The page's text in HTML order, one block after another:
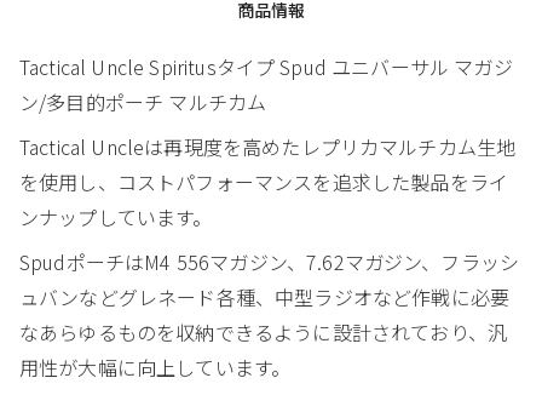
商品情報
Tactical Uncle Spiritusタイプ Spud ユニバーサル マガジ
ン/多目的ポーチ マルチカム
Tactical Uncleは再現度を高めたレプリカマルチカム生地
を使用し、コストパフォーマンスを追求した製品をライ
ンナップしています。
SpudポーチはM4 556マガジン、7.62マガジン、フラッシ
ュバンなどグレネード各種、中型ラジオなど作戦に必要
なあらゆるものを収納できるように設計されており、汎
用性が大幅に向上しています。